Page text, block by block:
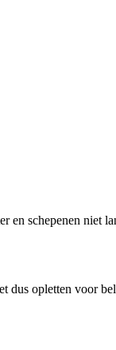
schepenen niet
dus opletten voor